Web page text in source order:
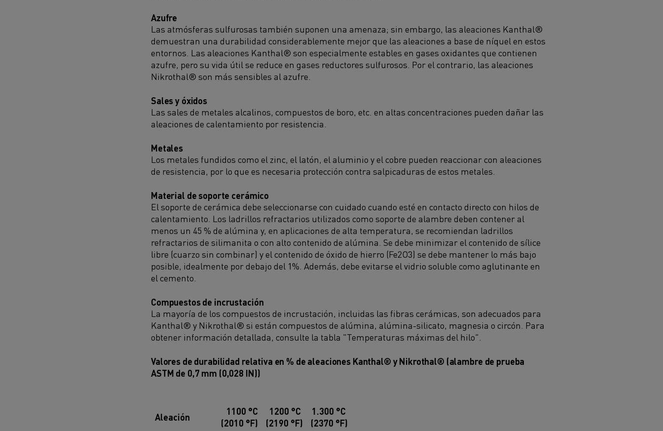
Azufre
Las atmósferas sulfurosas también suponen una amenaza; sin embargo, las aleaciones Kanthal®
demuestran una durabilidad considerablemente mejor que las aleaciones a base de níquel en estos
entornos. Las aleaciones Kanthal® son especialmente estables en gases oxidantes que contienen
azufre, pero su vida útil se reduce en gases reductores sulfurosos. Por el contrario, las aleaciones
Nikrothal® son más sensibles al azufre.
Sales y óxidos
Las sales de metales alcalinos, compuestos de boro, etc. en altas concentraciones pueden dañar las
aleaciones de calentamiento por resistencia.
Metales
Los metales fundidos como el zinc, el latón, el aluminio y el cobre pueden reaccionar con aleaciones
de resistencia, por lo que es necesaria protección contra salpicaduras de estos metales.
Material de soporte cerámico
El soporte de cerámica debe seleccionarse con cuidado cuando esté en contacto directo con hilos de
calentamiento. Los ladrillos refractarios utilizados como soporte de alambre deben contener al
menos un 45 % de alúmina y, en aplicaciones de alta temperatura, se recomiendan ladrillos
refractarios de silimanita o con alto contenido de alúmina. Se debe minimizar el contenido de sílice
libre (cuarzo sin combinar) y el contenido de óxido de hierro (Fe2O3) se debe mantener lo más bajo
posible, idealmente por debajo del 1%. Además, debe evitarse el vidrio soluble como aglutinante en
el cemento.
Compuestos de incrustación
La mayoría de los compuestos de incrustación, incluidas las fibras cerámicas, son adecuados para
Kanthal® y Nikrothal® si están compuestos de alúmina, alúmina-silicato, magnesia o circón. Para
obtener información detallada, consulte la tabla "Temperaturas máximas del hilo".
Valores de durabilidad relativa en % de aleaciones Kanthal® y Nikrothal® (alambre de prueba
ASTM de 0,7 mm (0,028 IN))
Aleación
1100 °C
(2010 °F)
1200 °C
(2190 °F)
1.300 °C
(2370 °F)